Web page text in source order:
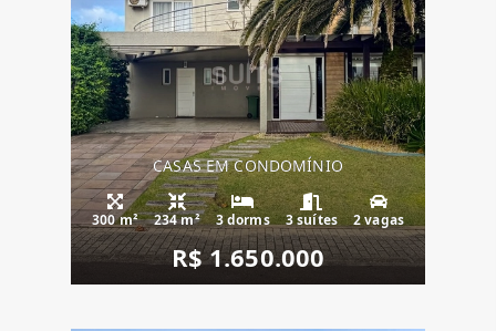
CASAS EM CONDOMÍNIO
300 m² 234 m² 3 dorms 3 suítes 2 vagas
R$ 1.650.000